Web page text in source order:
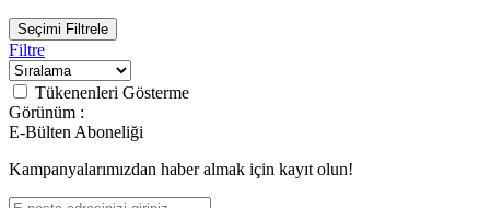
Seçimi Filtrele
Filtre
Tükenenleri Gösterme
Görünüm :
E-Bülten Aboneliği
Kampanyalarımızdan haber almak için kayıt olun!